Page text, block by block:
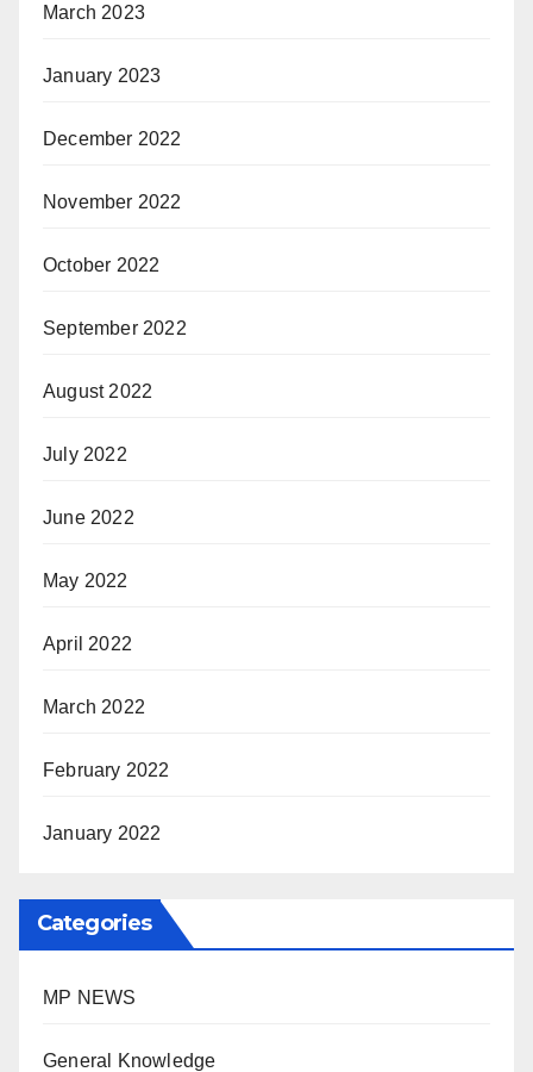
March 2023
January 2023
December 2022
November 2022
October 2022
September 2022
August 2022
July 2022
June 2022
May 2022
April 2022
March 2022
February 2022
January 2022
Categories
MP NEWS
General Knowledge